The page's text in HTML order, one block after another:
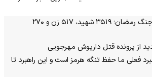
آمار دقیق شهدای جنگ رمضان؛ ۳۵۱۹ شهید، ۵۱۷ زن و ۲۷۰
از پرونده قتل داریوش مهرجویی
فعلی ما حفظ تنگه هرمز است و این راهبرد تا